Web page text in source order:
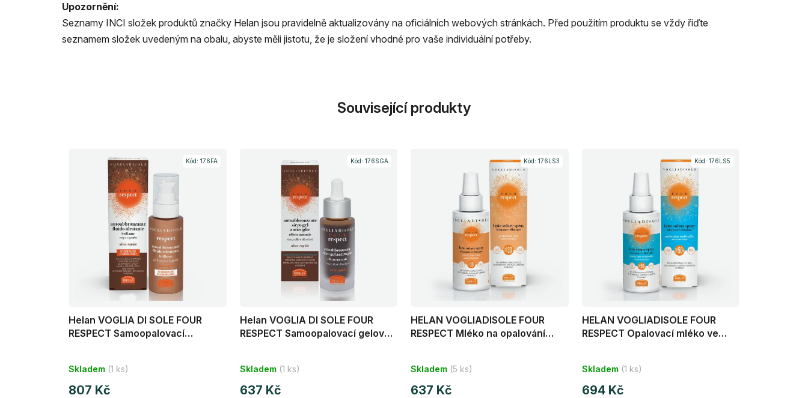
Upozornění:
Seznamy INCI složek produktů značky Helan jsou pravidelně aktualizovány na oficiálních webových stránkách. Před použitím produktu se vždy řiďte
seznamem složek uvedeným na obalu, abyste měli jistotu, že je složení vhodné pro vaše individuální potřeby.
Související produkty
Helan VOGLIA DI SOLE FOUR
RESPECT Samoopalovací
Skladem (1 ks)
807 Kč
Kód: 176FA
Helan VOGLIA DI SOLE FOUR
RESPECT Samoopalovací gelové
Skladem (1 ks)
637 Kč
Kód: 176SGA
HELAN VOGLIADISOLE FOUR
RESPECT Mléko na opalování
Skladem (5 ks)
637 Kč
Kód: 176LS3
HELAN VOGLIADISOLE FOUR
RESPECT Opalovací mléko ve
Skladem (1 ks)
694 Kč
Kód: 176LS5